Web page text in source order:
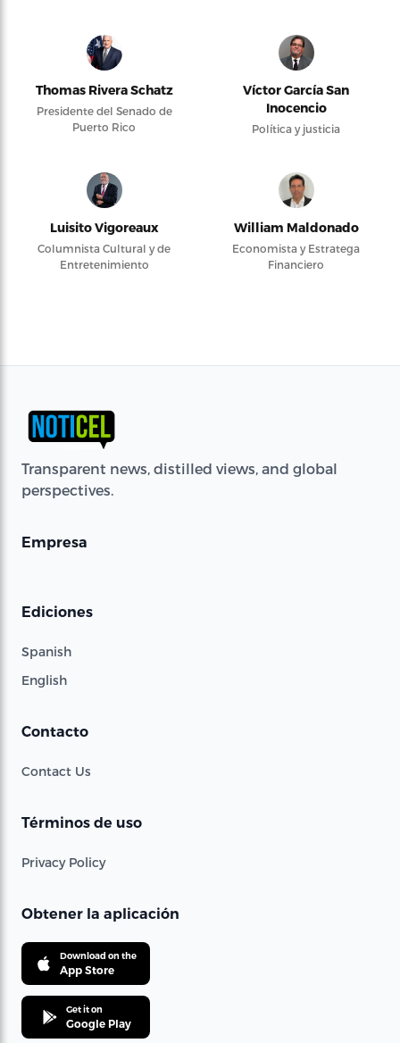
Thomas Rivera Schatz
Presidente del Senado de
Puerto Rico
Víctor García San
Inocencio
Política y justicia
Luisito Vigoreaux
Columnista Cultural y de
Entretenimiento
William Maldonado
Economista y Estratega
Financiero
Transparent news, distilled views, and global
perspectives.
Empresa
Ediciones
Spanish
English
Contacto
Contact Us
Términos de uso
Privacy Policy
Obtener la aplicación
Download on the
App Store
Get it on
Google Play